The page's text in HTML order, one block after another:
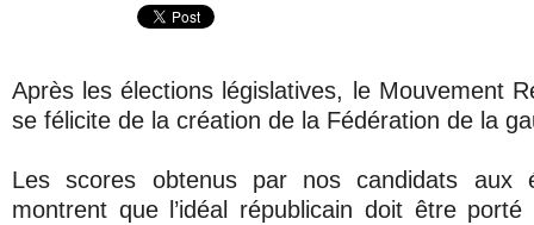
Après les élections législatives, le Mouvement
se félicite de la création de la Fédération de la
Les scores obtenus par nos candidats aux
montrent que l’idéal républicain doit être